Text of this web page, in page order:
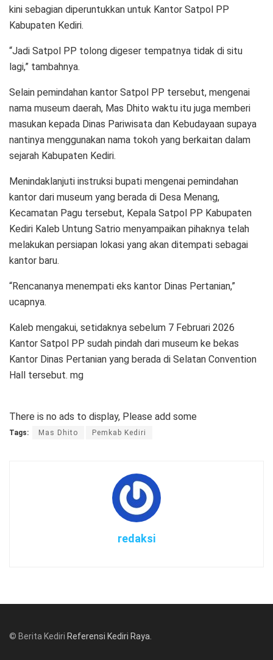
kini sebagian diperuntukkan untuk Kantor Satpol PP
Kabupaten Kediri.
“Jadi Satpol PP tolong digeser tempatnya tidak di situ
lagi,” tambahnya.
Selain pemindahan kantor Satpol PP tersebut, mengenai
nama museum daerah, Mas Dhito waktu itu juga memberi
masukan kepada Dinas Pariwisata dan Kebudayaan supaya
nantinya menggunakan nama tokoh yang berkaitan dalam
sejarah Kabupaten Kediri.
Menindaklanjuti instruksi bupati mengenai pemindahan
kantor dari museum yang berada di Desa Menang,
Kecamatan Pagu tersebut, Kepala Satpol PP Kabupaten
Kediri Kaleb Untung Satrio menyampaikan pihaknya telah
melakukan persiapan lokasi yang akan ditempati sebagai
kantor baru.
“Rencananya menempati eks kantor Dinas Pertanian,”
ucapnya.
Kaleb mengakui, setidaknya sebelum 7 Februari 2026
Kantor Satpol PP sudah pindah dari museum ke bekas
Kantor Dinas Pertanian yang berada di Selatan Convention
Hall tersebut. mg
There is no ads to display, Please add some
Tags: Mas Dhito Pemkab Kediri
redaksi
© Berita Kediri Referensi Kediri Raya